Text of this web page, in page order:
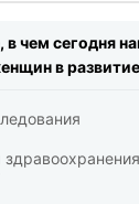
в чем сегодня
в